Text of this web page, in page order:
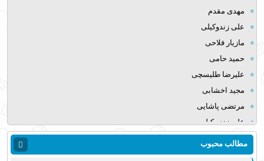
مهدی مقدم
علی زندوکیلی
مازیار فلاحی
حمید حامی
علیرضا طلیسچی
مجید اخشابی
مرتضی پاشایی
علی زند وکیلی
مهدی یراحی
مطالب محبوب